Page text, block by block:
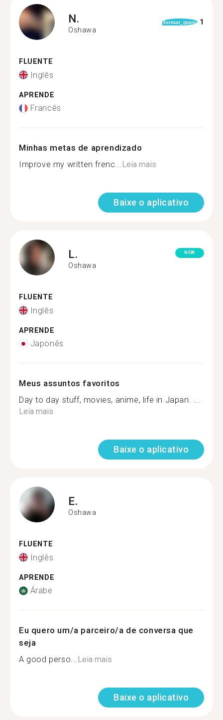
N.
Oshawa
format_quote 1
FLUENTE
Inglês
APRENDE
Francês
Minhas metas de aprendizado
Improve my written frenc...Leia mais
Baixe o aplicativo
L.
Oshawa
NEW
FLUENTE
Inglês
APRENDE
Japonês
Meus assuntos favoritos
Day to day stuff, movies, anime, life in Japan. ...
Leia mais
Baixe o aplicativo
E.
Oshawa
FLUENTE
Inglês
APRENDE
Árabe
Eu quero um/a parceiro/a de conversa que
seja
A good perso...Leia mais
Baixe o aplicativo